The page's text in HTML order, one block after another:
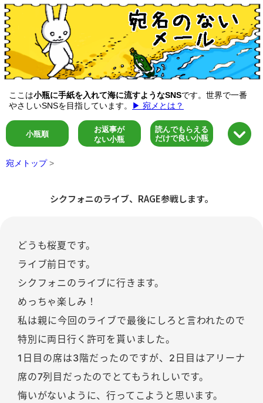
ここは小瓶に手紙を入れて海に流すようなSNSです。世界で一番
やさしいSNSを目指しています。
▶ 宛メとは？
小瓶順
お返事が
ない小瓶
読んでもらえる
だけで良い小瓶
宛メトップ >
シクフォニのライブ、RAGE参戦します。
どうも桜夏です。
ライブ前日です。
シクフォニのライブに行きます。
めっちゃ楽しみ！
私は親に今回のライブで最後にしろと言われたので
特別に両日行く許可を貰いました。
1日目の席は3階だったのですが、2日目はアリーナ
席の7列目だったのでとてもうれしいです。
悔いがないように、行ってこようと思います。